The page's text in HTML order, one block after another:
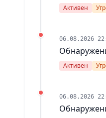
Активен
06.08.2026
Активен
06.08.2026